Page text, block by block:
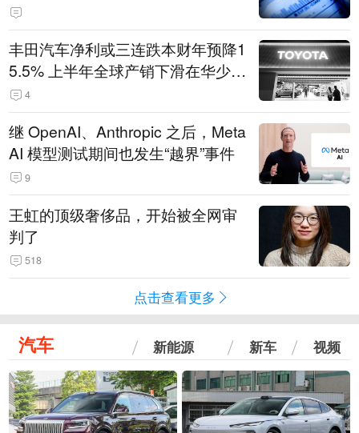
丰田汽车净利或三连跌本财年预降1
5.5% 上半年全球产销下滑在华少卖
14.3万辆
4
继 OpenAI、Anthropic 之后，Meta
AI 模型测试期间也发生“越界”事件
9
王虹的顶级奢侈品，开始被全网审
判了
518
点击查看更多
汽车 新能源 新车 视频